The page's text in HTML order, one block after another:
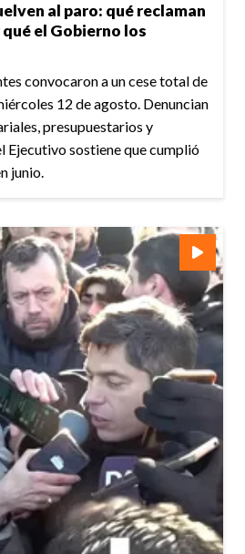
al paro: qué reclaman
el Gobierno los
convocaron a un cese total de
12 de agosto. Denuncian
presupuestarios y
Ejecutivo sostiene que cumplió
junio.